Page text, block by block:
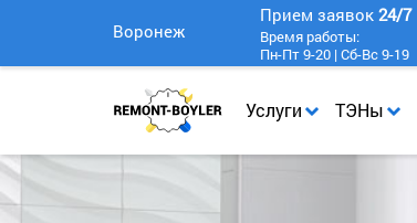
Услуги ТЭНы
Воронеж
Прием заявок 24/7
Время работы:
Пн-Пт 9-20 | Сб-Вс 9-19